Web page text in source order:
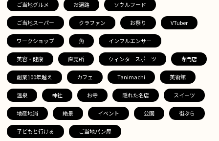
ご当地グルメ お遍路 ソウルフード
ご当地スーパー クラファン お祭り VTuber
ワークショップ 魚 インフルエンサー
美容・健康 直売所 ウィンタースポーツ 専門店
創業100年越え カフェ Tanimachi 美術館
温泉 神社 お寺 隠れた名店 スイーツ
地産地消 絶景 イベント 公園 街ぶら
子どもと行ける ご当地パン屋